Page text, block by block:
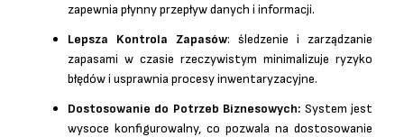
zapewnia płynny przepływ danych i informacji.
Lepsza Kontrola Zapasów: śledzenie i zarządzanie
zapasami w czasie rzeczywistym minimalizuje ryzyko
błędów i usprawnia procesy inwentaryzacyjne.
Dostosowanie do Potrzeb Biznesowych: System jest
wysoce konfigurowalny, co pozwala na dostosowanie